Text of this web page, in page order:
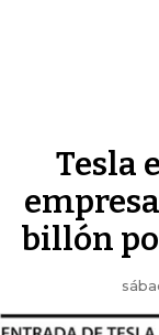
Tesla
billón